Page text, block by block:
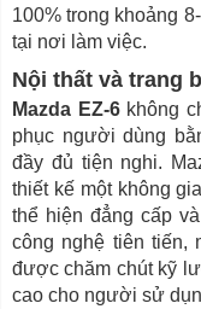
100% trong khoảng
tại nơi làm việc.
Nội thất và trang
Mazda EZ-6không
phục người dùng
đầy đủ tiện nghi.
thiết kế một không
thể hiện đẳng cấp
công nghệ tiên tiến,
được chăm chút kỹ
cao cho người sử